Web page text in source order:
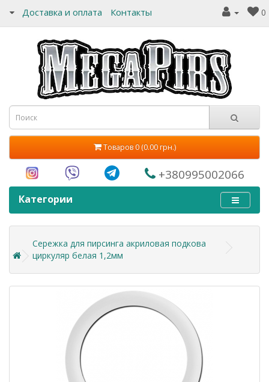
Доставка и оплата Контакты 0
Товаров 0 (0.00 грн.)
+380995002066
Категории
Сережка для пирсинга акриловая подкова
циркуляр белая 1,2мм